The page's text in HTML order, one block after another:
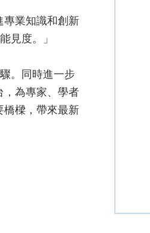
專業知識和創新
見度。」
。同時進一步
，為專家、學者
橋樑，帶來最新